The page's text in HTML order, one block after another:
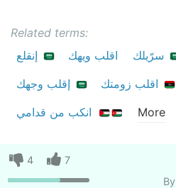
Related terms:
إنقلع
اقلب ويهك سرّيلك
إقلب وجهك
اقلب زومتك
انكب من قدامي
More
4
7
By